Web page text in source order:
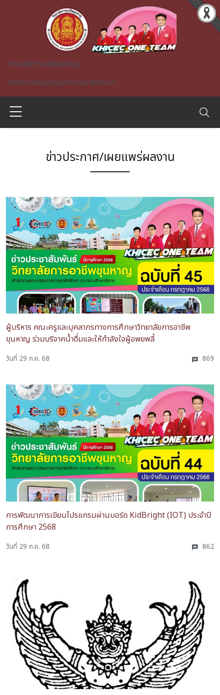
Skip to main content
วิทยาลัยการอาชีพขุนหาญ
สำนักงานคณะกรรมการการอาชีวศึกษา
ข่าวประกาศ/เผยแพร่ผลงาน
ผู้บริหาร คณะครูและบุคลากรทางการศึกษาวิทยาลัยการอาชีพ
ขุนหาญ ร่วมบริจาคน้ำดื่มและให้กำลังใจผู้อพยพลี้
วันที่ 29 ก.ค. 68 869
การพัฒนาการเขียนโปรแกรมผ่านบอร์ด KidBright (IOT) ประจำปี
การศึกษา 2568
วันที่ 29 ก.ค. 68 862